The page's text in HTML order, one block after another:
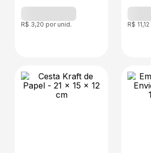
R$ 3,20 por unid. R$ 11,12